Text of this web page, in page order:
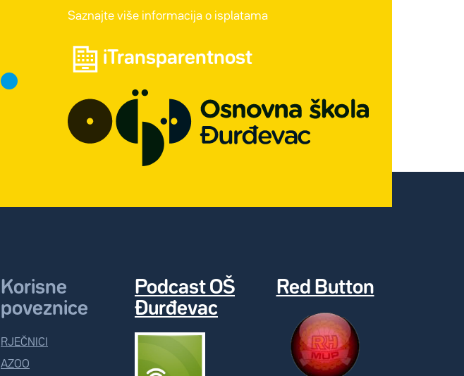
Saznajte više informacija o isplatama
iTransparentnost
Korisne
poveznice
RJEČNICI
AZOO
Podcast OŠ
Đurđevac
Red Button